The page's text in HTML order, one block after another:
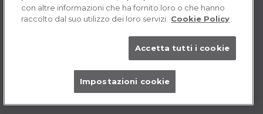
Termini e Condizioni
Cookie
con altre informazioni che ha fornito loro o che hanno
raccolto dal suo utilizzo dei loro servizi. Cookie Policy
Accetta tutti i cookie
Impostazioni cookie